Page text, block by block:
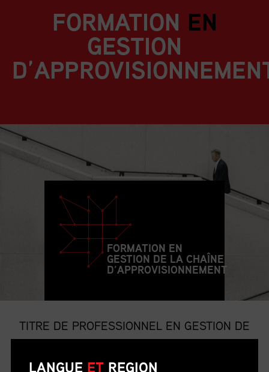
FORMATION EN
GESTION
FORMATION EN
GESTION DE LA CHAÎNE
D’APPROVISIONNEMENT
TITRE DE PROFESSIONNEL EN GESTION DE
LANGUE ETREGION